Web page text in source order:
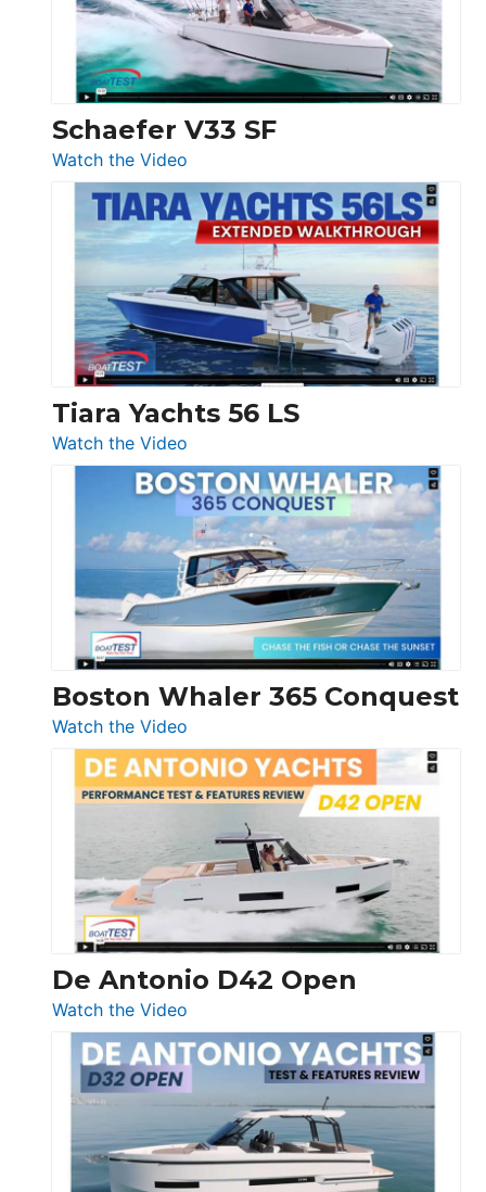
Ocean
156,
Beneteau
Swift
Trawler
54
Princess
F58
Flybridge
at
Boot
Düsseldorf
Schaefer V33 SF
Watch the Video
Schaefer
V33
SF
Tiara Yachts 56 LS
Watch the Video
Tiara
Yachts
56
LS
Boston Whaler 365 Conquest
Watch the Video
Boston
Whaler
365
Conquest
De Antonio D42 Open
Watch the Video
De
Antonio
D42
Open